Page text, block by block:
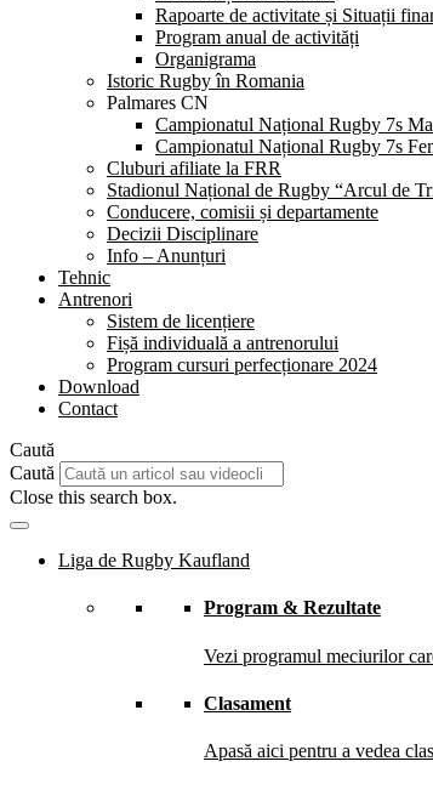
Rapoarte de activitate și Situații
Program anual de activități
Organigrama
Istoric Rugby în Romania
Palmares CN
Campionatul Național Rugby 7s
Campionatul Național Rugby 7s
Cluburi afiliate la FRR
Stadionul Național de Rugby “Arcul de
Conducere, comisii și departamente
Decizii Disciplinare
Info – Anunțuri
Tehnic
Antrenori
Sistem de licențiere
Fișă individuală a antrenorului
Program cursuri perfecționare 2024
Download
Contact
Caută
Caută
Close this search box.
Liga de Rugby Kaufland
Program & Rezultate
Vezi programul meciurilor
Clasament
Apasă aici pentru a vedea